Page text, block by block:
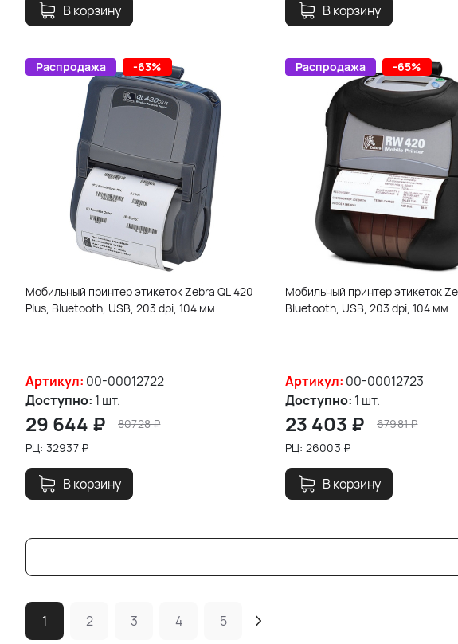
В корзину В корзину
Распродажа -63%
Мобильный принтер этикеток Zebra QL 420
Plus, Bluetooth, USB, 203 dpi, 104 мм
Артикул: 00-00012722
Доступно: 1 шт.
29 644 ₽ 80728₽
РЦ: 32937₽
В корзину
Распродажа -65%
Мобильный принтер этикеток
Bluetooth, USB, 203 dpi, 104 мм
Артикул: 00-00012723
Доступно: 1 шт.
23 403 ₽ 67981₽
РЦ: 26003 ₽
В корзину
1 2 3 4 5